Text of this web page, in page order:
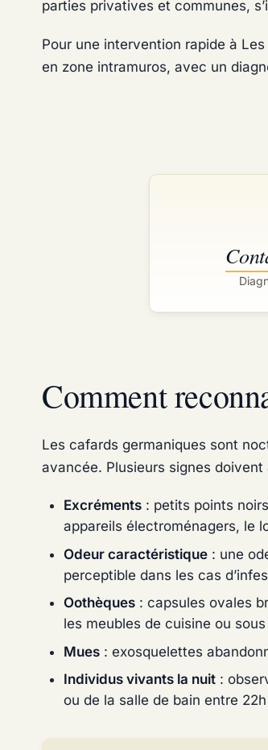
parties privatives et communes,
Pour une intervention rapide à
en zone intramuros, avec un
Comment
Les cafards germaniques sont
avancée. Plusieurs signes
Excréments : petits points
appareils électroménagers, le
Odeur caractéristique : une
perceptible dans les cas
Oothèques : capsules ovales
les meubles de cuisine ou sous
Mues : exosquelettes
Individus vivants la nuit :
ou de la salle de bain entre